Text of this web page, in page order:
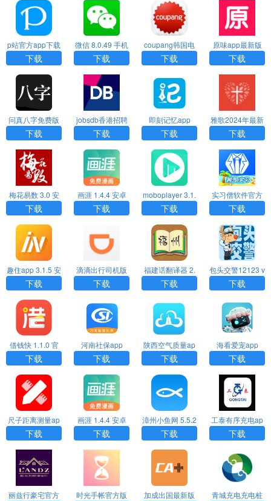
p站官方app下载
（pixiv）
下载
微信 8.0.49 手机
版APP
下载
coupang韩国电
商app下载
下载
原味app最新版
下载
下载
问真八字免费版
排盘app 2.3.9 安
卓版
下载
jobsdb香港招聘
网中文版 13.12.0
安卓版APP
下载
即刻记忆app
下载
雅歌2024年最新
版官方
下载
梅花易数 3.0 安
卓版
下载
画涯 1.4.4 安卓
版APP
下载
moboplayer 3.1.
154 最新版APP
下载
实习僧软件官方
版
下载
趣住app 3.1.5 安
卓版APP
下载
滴滴出行司机版
8.2.14 最新版AP
P
下载
福建话翻译器 2.
2.1 安卓版APP
下载
包头交警12123 v
4.6 安卓版APP
下载
借钱快 1.1.0 官
方版APP
下载
河南社保app
下载
陕西空气质量ap
p
下载
海看爱宠app
下载
尺子距离测量ap
p
下载
画涯 1.4.4 安卓
版APP
下载
漳州小鱼网 5.5.2
安卓版APP
下载
工泰有序充电ap
p
下载
丽兹行豪宅官方
时光手帐官方版 加成出国最新版 青城充电充电桩